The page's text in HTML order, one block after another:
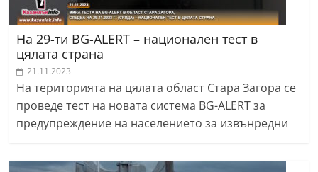
На 29-ти BG-ALERT – национален тест в
цялата страна
21.11.2023
На територията на цялата област Стара Загора се
проведе тест на новата система BG-ALERT за
предупреждение на населението за извънредни